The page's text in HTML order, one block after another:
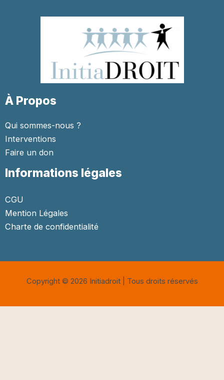
À Propos
Qui sommes-nous ?
Interventions
Faire un don
Informations légales
CGU
Mention Légales
Charte de confidentialité
Copyright © 2026 Initiadroit | Tous droits réservés